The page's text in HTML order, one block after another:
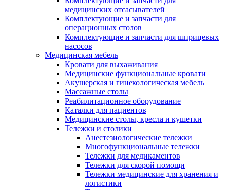
медицинских отсасывателей
Комплектующие и запчасти для
операционных столов
Комплектующие и запчасти для шприцевых
насосов
Медицинская мебель
Кровати для выхаживания
Медицинские функциональные кровати
Акушерская и гинекологическая мебель
Массажные столы
Реабилитационное оборудование
Каталки для пациентов
Медицинские столы, кресла и кушетки
Тележки и столики
Анестезиологические тележки
Многофункциональные тележки
Тележки для медикаментов
Тележки для скорой помощи
Тележки медицинские для хранения и
логистики